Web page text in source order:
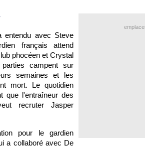
entendu avec Steve
français attend
phocéen et Crystal
campent sur
semaines et les
mort. Le quotidien
que l'entraîneur des
recruter Jasper
pour le gardien
a collaboré avec De